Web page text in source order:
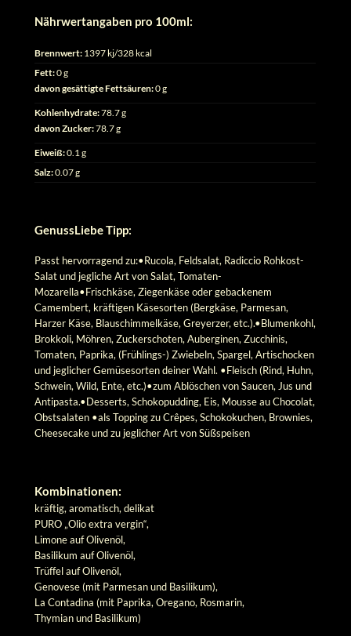
Nährwertangaben pro 100ml:
Brennwert: 1397 kj/328 kcal
Fett:0 g
davon gesättigte Fettsäuren:0 g
Kohlenhydrate:78.7 g
davon Zucker:78.7 g
Eiweiß:0.1 g
Salz:0.07 g
GenussLiebe Tipp:
Passt hervorragend zu:•Rucola, Feldsalat, Radiccio Rohkost-
Salat und jegliche Art von Salat, Tomaten-
Mozarella•Frischkäse, Ziegenkäse oder gebackenem
Camembert, kräftigen Käsesorten (Bergkäse, Parmesan,
Harzer Käse, Blauschimmelkäse, Greyerzer, etc.).•Blumenkohl,
Brokkoli, Möhren, Zuckerschoten, Auberginen, Zucchinis,
Tomaten, Paprika, (Frühlings-) Zwiebeln, Spargel, Artischocken
und jeglicher Gemüsesorten deiner Wahl. •Fleisch (Rind, Huhn,
Schwein, Wild, Ente, etc.)•zum Ablöschen von Saucen, Jus und
Antipasta.•Desserts, Schokopudding, Eis, Mousse au Chocolat,
Obstsalaten •als Topping zu Crêpes, Schokokuchen, Brownies,
Cheesecake und zu jeglicher Art von Süßspeisen
Kombinationen:
kräftig, aromatisch, delikat
PURO „Olio extra vergin“,
Limone auf Olivenöl,
Basilikum auf Olivenöl,
Trüffel auf Olivenöl,
Genovese (mit Parmesan und Basilikum),
La Contadina (mit Paprika, Oregano, Rosmarin,
Thymian und Basilikum)